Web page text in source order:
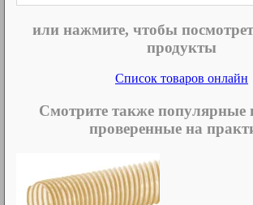
или нажмите, чтобы
продукты
Список товаров онлайн
Смотрите также популярные
проверенные на